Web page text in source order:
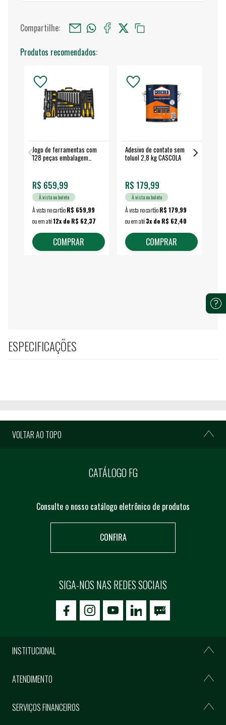
Compartilhe:
Produtos recomendados:
Jogo de ferramentas com
128 peças embalagem
R$ 659,99
À vista no boleto
À vista no cartãoR$ 659,99
ou em até12x de R$ 62,37
COMPRAR
Adesivo de contato sem
toluol 2,8 kg CASCOLA
R$ 179,99
À vista no boleto
À vista no cartãoR$ 179,99
ou em até3x de R$ 62,40
COMPRAR
ESPECIFICAÇÕES
VOLTAR AO TOPO
CATÁLOGO FG
Consulte o nosso catálogo eletrônico de produtos
CONFIRA
SIGA-NOS NAS REDES SOCIAIS
icon-facebookicon-social02icon-social03
INSTITUCIONAL
ATENDIMENTO
SERVIÇOS FINANCEIROS